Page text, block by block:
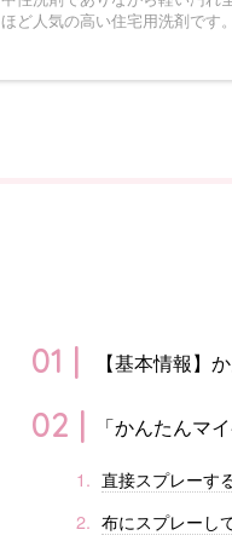
ほど人気の高い住宅用洗剤です
【基本情報】
「かんたんマ
直接スプレーす
布にスプレーし